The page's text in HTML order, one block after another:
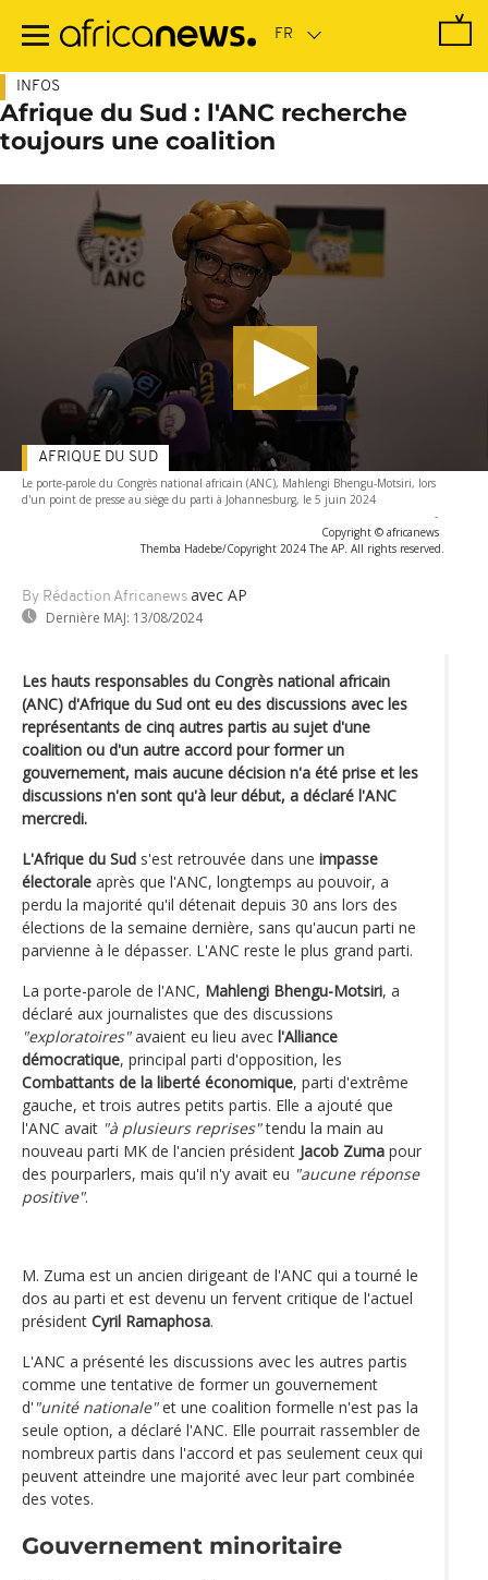
contenu
INFOS
Afrique du Sud : l'ANC recherche
toujours une coalition
Le porte-parole du Congrès national africain (ANC), Mahlengi Bhengu-Motsiri, lors
d'un point de presse au siège du parti à Johannesburg, le 5 juin 2024
-
Copyright © africanews
Themba Hadebe/Copyright 2024 The AP. All rights reserved.
By Rédaction Africanews avec AP
Dernière MAJ: 13/08/2024
AFRIQUE DU SUD
Les hauts responsables du Congrès national africain
(ANC) d'Afrique du Sud ont eu des discussions avec les
représentants de cinq autres partis au sujet d'une
coalition ou d'un autre accord pour former un
gouvernement, mais aucune décision n'a été prise et les
discussions n'en sont qu'à leur début, a déclaré l'ANC
mercredi.
L'Afrique du Sud s'est retrouvée dans une impasse
électorale après que l'ANC, longtemps au pouvoir, a
perdu la majorité qu'il détenait depuis 30 ans lors des
élections de la semaine dernière, sans qu'aucun parti ne
parvienne à le dépasser. L'ANC reste le plus grand parti.
La porte-parole de l'ANC, Mahlengi Bhengu-Motsiri, a
déclaré aux journalistes que des discussions
"exploratoires"avaient eu lieu avec l'Alliance
démocratique, principal parti d'opposition, les
Combattants de la liberté économique, parti d'extrême
gauche, et trois autres petits partis. Elle a ajouté que
l'ANC avait "à plusieurs reprises"tendu la main au
nouveau parti MK de l'ancien président Jacob Zuma pour
des pourparlers, mais qu'il n'y avait eu "aucune réponse
positive".
M. Zuma est un ancien dirigeant de l'ANC qui a tourné le
dos au parti et est devenu un fervent critique de l'actuel
président Cyril Ramaphosa.
L'ANC a présenté les discussions avec les autres partis
comme une tentative de former un gouvernement
d' "unité nationale"et une coalition formelle n'est pas la
seule option, a déclaré l'ANC. Elle pourrait rassembler de
nombreux partis dans l'accord et pas seulement ceux qui
peuvent atteindre une majorité avec leur part combinée
des votes.
Gouvernement minoritaire